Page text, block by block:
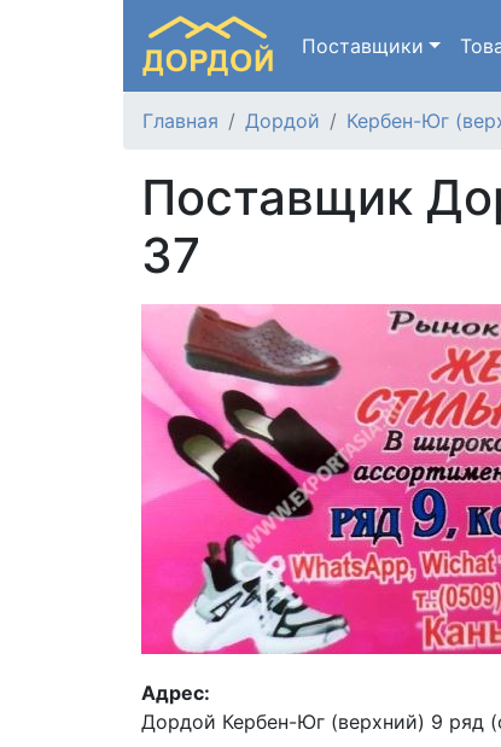
Поставщики
Главная Дордой Кербен-Юг
Поставщик
37
Адрес:
Дордой Кербен-Юг (верхний) 9 ряд